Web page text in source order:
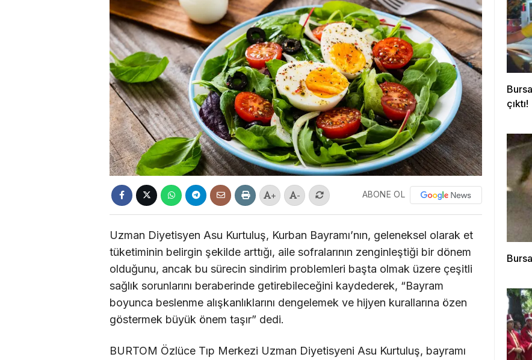
+ - ABONE OL
Uzman Diyetisyen Asu Kurtuluş, Kurban Bayramı’nın, geleneksel olarak et
tüketiminin belirgin şekilde arttığı, aile sofralarının zenginleştiği bir dönem
olduğunu, ancak bu sürecin sindirim problemleri başta olmak üzere çeşitli
sağlık sorunlarını beraberinde getirebileceğini kaydederek, “Bayram
boyunca beslenme alışkanlıklarını dengelemek ve hijyen kurallarına özen
göstermek büyük önem taşır” dedi.
BURTOM Özlüce Tıp Merkezi Uzman Diyetisyeni Asu Kurtuluş, bayramı
çıktı!